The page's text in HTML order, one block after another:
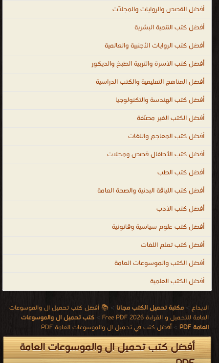
أفضل القصص والروايات والمجلّات
أفضل كتب التنمية البشرية
أفضل كتب الروايات الأجنبية والعالمية
أفضل كتب الأسرة والتربية الطبخ والديكور
أفضل المناهج التعليمية والكتب الدراسية
أفضل كتب الهندسة والتكنولوجيا
أفضل الكتب الغير مصنّفة
أفضل كتب المعاجم واللغات
أفضل كتب الأطفال قصص ومجلات
أفضل كتب الطب
أفضل كتب اللياقة البدنية والصحة العامة
أفضل كتب الأدب
أفضل كتب علوم سياسية وقانونية
أفضل كتب تعلم اللغات
أفضل الكتب والموسوعات العامة
أفضل الكتب العلمية
الابداع > مكتبة تحميل الكتب مجانا > 📚 أفضل كتب تحميل ال والموسوعات
العامة للتحميل و القراءة 2026 Free PDF
> كتب تحميل ال والموسوعات
العامة PDF
> أفضل كتب في تحميل ال والموسوعات العامة PDF
أفضل كتب تحميل ال والموسوعات العامة